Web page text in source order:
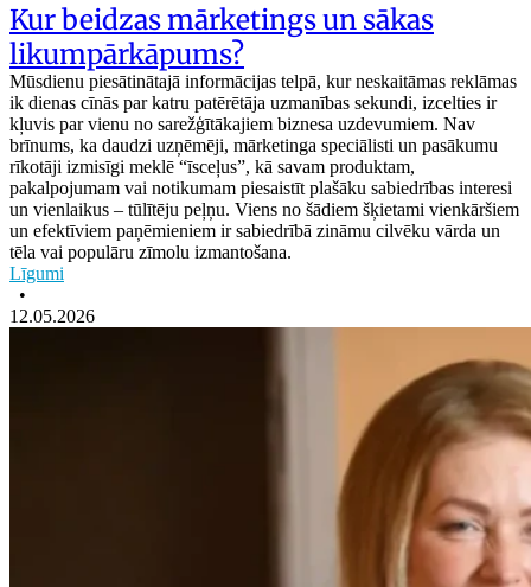
Kur beidzas mārketings un sākas
likumpārkāpums?
Mūsdienu piesātinātajā informācijas telpā, kur neskaitāmas reklāmas
ik dienas cīnās par katru patērētāja uzmanības sekundi, izcelties ir
kļuvis par vienu no sarežģītākajiem biznesa uzdevumiem. Nav
brīnums, ka daudzi uzņēmēji, mārketinga speciālisti un pasākumu
rīkotāji izmisīgi meklē “īsceļus”, kā savam produktam,
pakalpojumam vai notikumam piesaistīt plašāku sabiedrības interesi
un vienlaikus – tūlītēju peļņu. Viens no šādiem šķietami vienkāršiem
un efektīviem paņēmieniem ir sabiedrībā zināmu cilvēku vārda un
tēla vai populāru zīmolu izmantošana.
Līgumi
•
12.05.2026